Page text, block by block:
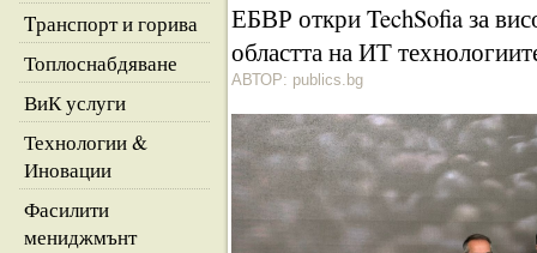
Tранспорт и горива
Топлоснабдяване
ВиК услуги
Технологии &
Иновации
Фасилити
мениджмънт
ЕБВР откри TechSofia за
областта на ИТ
АВТОР: publics.bg